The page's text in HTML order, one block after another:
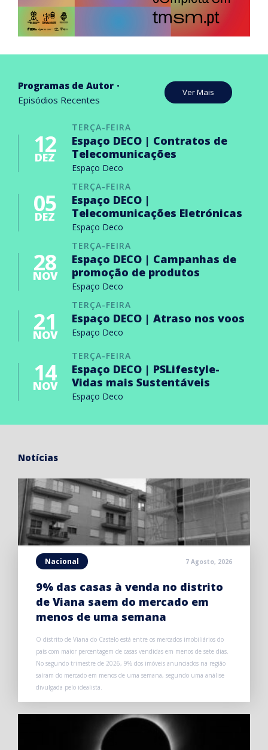
Programas de Autor
Episódios Recentes
Ver Mais
TERÇA-FEIRA
12
DEZ
Espaço DECO | Contratos de
Telecomunicações
Espaço Deco
TERÇA-FEIRA
05
DEZ
Espaço DECO |
Telecomunicações Eletrónicas
Espaço Deco
TERÇA-FEIRA
28
NOV
Espaço DECO | Campanhas de
promoção de produtos
Espaço Deco
TERÇA-FEIRA
21
NOV
Espaço DECO | Atraso nos voos
Espaço Deco
TERÇA-FEIRA
14
NOV
Espaço DECO | PSLifestyle-
Vidas mais Sustentáveis
Espaço Deco
Notícias
Nacional 7 Agosto, 2026
9% das casas à venda no distrito
de Viana saem do mercado em
menos de uma semana
O distrito de Viana do Castelo está entre os mercados imobiliários do
país com maior percentagem de casas vendidas em menos de sete dias.
No segundo trimestre de 2026, 9% dos imóveis anunciados na região
saíram do mercado em menos de uma semana, segundo uma análise
divulgada pelo idealista.